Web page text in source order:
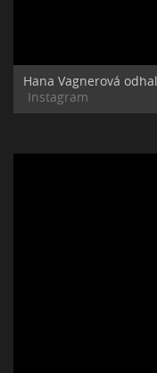
Hana Vagnerová
Instagram